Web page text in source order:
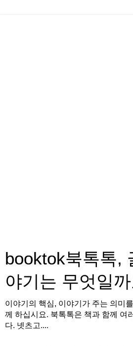
booktok북톡톡,
야기는 무엇일
이야기의 핵심, 이야기가 주는 의미
께 하십시요. 북톡톡은 책과 함께 여
다. 넷츠고....